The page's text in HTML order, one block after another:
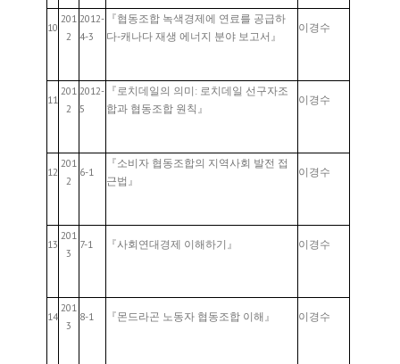
10
201
2
2012-
4-3
『협동조합 녹색경제에 연료를 공급하
다-캐나다 재생 에너지 분야 보고서』
이경수
11
201
2
2012-
5
『로치데일의 의미: 로치데일 선구자조
합과 협동조합 원칙』
이경수
12
201
2
6-1
『소비자 협동조합의 지역사회 발전 접
근법』
이경수
13
201
3
7-1 『사회연대경제 이해하기』 이경수
14
201
3
8-1 『몬드라곤 노동자 협동조합 이해』 이경수